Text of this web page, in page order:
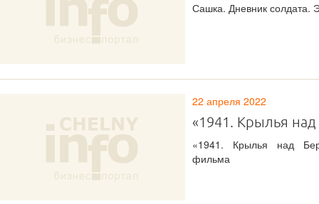
Сашка. Дневник солдата.
22 апреля 2022
«1941. Крылья
«1941. Крылья над
фильма